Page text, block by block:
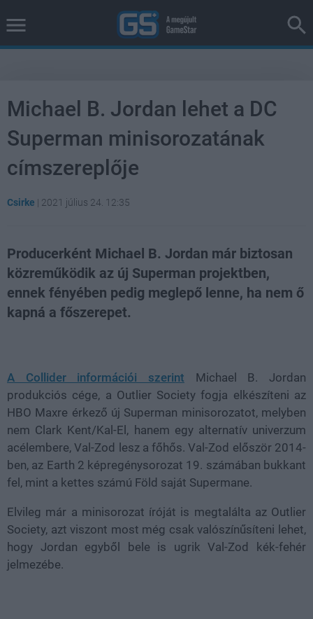
Michael B. Jordan lehet a DC
Superman minisorozatának
címszereplője
Csirke | 2021 július 24. 12:35
Producerként Michael B. Jordan már biztosan
közreműködik az új Superman projektben,
ennek fényében pedig meglepő lenne, ha nem ő
kapná a főszerepet.
A Collider információi szerint Michael B. Jordan
produkciós cége, a Outlier Society fogja elkészíteni az
HBO Maxre érkező új Superman minisorozatot, melyben
nem Clark Kent/Kal-El, hanem egy alternatív univerzum
acélembere, Val-Zod lesz a főhős. Val-Zod először 2014-
ben, az Earth 2 képregénysorozat 19. számában bukkant
fel, mint a kettes számú Föld saját Supermane.
Elvileg már a minisorozat íróját is megtalálta az Outlier
Society, azt viszont most még csak valószínűsíteni lehet,
hogy Jordan egyből bele is ugrik Val-Zod kék-fehér
jelmezébe.